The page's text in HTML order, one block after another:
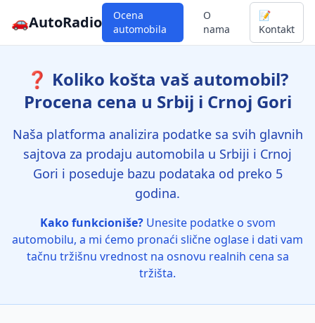
🚗AutoRadio
Ocena
automobila
O
nama
📝
Kontakt
❓ Koliko košta vaš automobil?
Procena cena u Srbij i Crnoj Gori
Naša platforma analizira podatke sa svih glavnih
sajtova za prodaju automobila u Srbiji i Crnoj
Gori i poseduje bazu podataka od preko 5
godina.
Kako funkcioniše?Unesite podatke o svom
automobilu, a mi ćemo pronaći slične oglase i dati vam
tačnu tržišnu vrednost na osnovu realnih cena sa
tržišta.